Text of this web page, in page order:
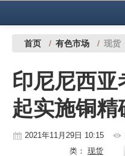
中国有色金属报社主办 广告服务
铜镍铅锌
铝
稀有稀土
首页 / 有色市场 / 现货
印尼尼西亚
起实施铜
2021年11月29日 10:15
类： 现货